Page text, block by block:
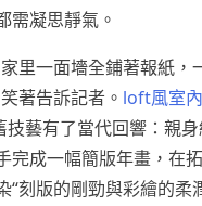
需凝思靜氣。
里一面墻全鋪著報紙，
著告訴記者。 loft風室
技藝有了當代回響：親
完成一幅簡版年畫，在
“刻版的剛勁與彩繪的柔